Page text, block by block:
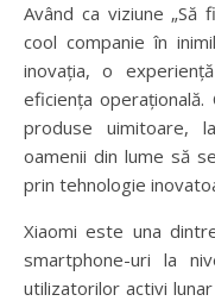
Având ca viziune
cool companie în
inovația, o
eficiența
produse uimitoare,
oamenii din lume să
prin tehnologie
Xiaomi este una
smartphone-uri la
utilizatorilor activi